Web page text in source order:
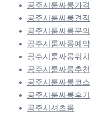
공주시룸싸롱가격
공주시룸싸롱견적
공주시룸싸롱문의
공주시룸싸롱예약
공주시룸싸롱위치
공주시룸싸롱추천
공주시룸싸롱코스
공주시룸싸롱후기
공주시셔츠룸